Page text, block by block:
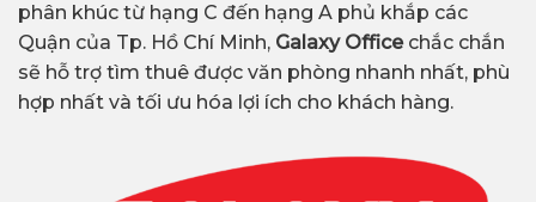
phân khúc từ hạng C đến hạng A phủ khắp các
Quận của Tp. Hồ Chí Minh, Galaxy Office chắc chắn
sẽ hỗ trợ tìm thuê được văn phòng nhanh nhất, phù
hợp nhất và tối ưu hóa lợi ích cho khách hàng.